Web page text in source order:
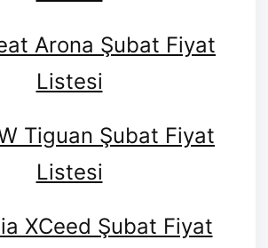
Arona Şubat Fiyat
Listesi
Tiguan Şubat Fiyat
Listesi
XCeed Şubat Fiyat